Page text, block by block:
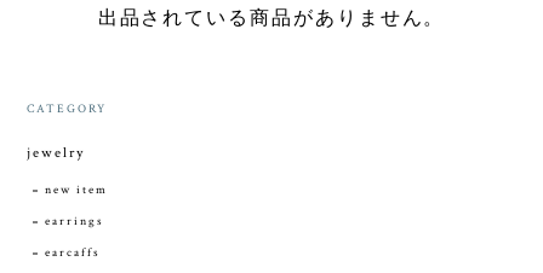
出品されている商品がありません。
CATEGORY
jewelry
new item
earrings
earcaffs